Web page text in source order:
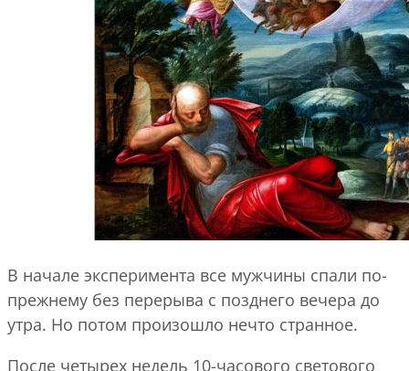
В начале эксперимента все мужчины спали по-
прежнему без перерыва с позднего вечера до
утра. Но потом произошло нечто странное.
После четырех недель 10-часового светового